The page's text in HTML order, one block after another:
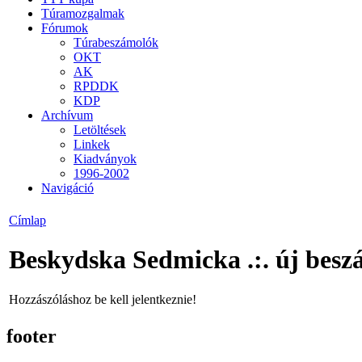
Túramozgalmak
Fórumok
Túrabeszámolók
OKT
AK
RPDDK
KDP
Archívum
Letöltések
Linkek
Kiadványok
1996-2002
Navigáció
Címlap
Beskydska Sedmicka .:. új
Hozzászóláshoz be kell jelentkeznie!
footer